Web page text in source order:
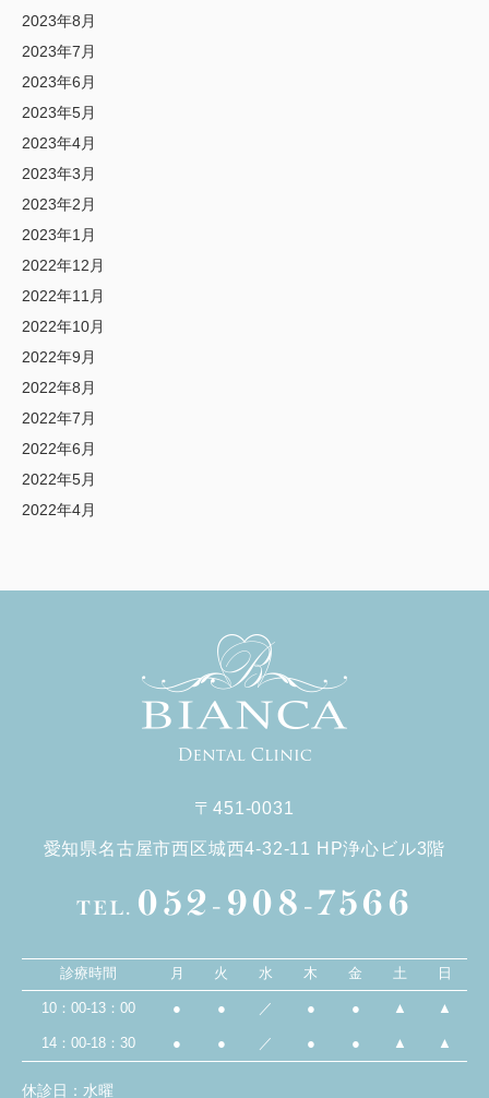
2023年8月
2023年7月
2023年6月
2023年5月
2023年4月
2023年3月
2023年2月
2023年1月
2022年12月
2022年11月
2022年10月
2022年9月
2022年8月
2022年7月
2022年6月
2022年5月
2022年4月
〒451-0031
愛知県名古屋市西区城西4-32-11 HP浄心ビル3階
TEL. 052-908-7566
診療時間 月 火 水 木 金 土 日
10：00-13：00 ● ● ／ ● ● ▲ ▲
14：00-18：30 ● ● ／ ● ● ▲ ▲
休診日：水曜